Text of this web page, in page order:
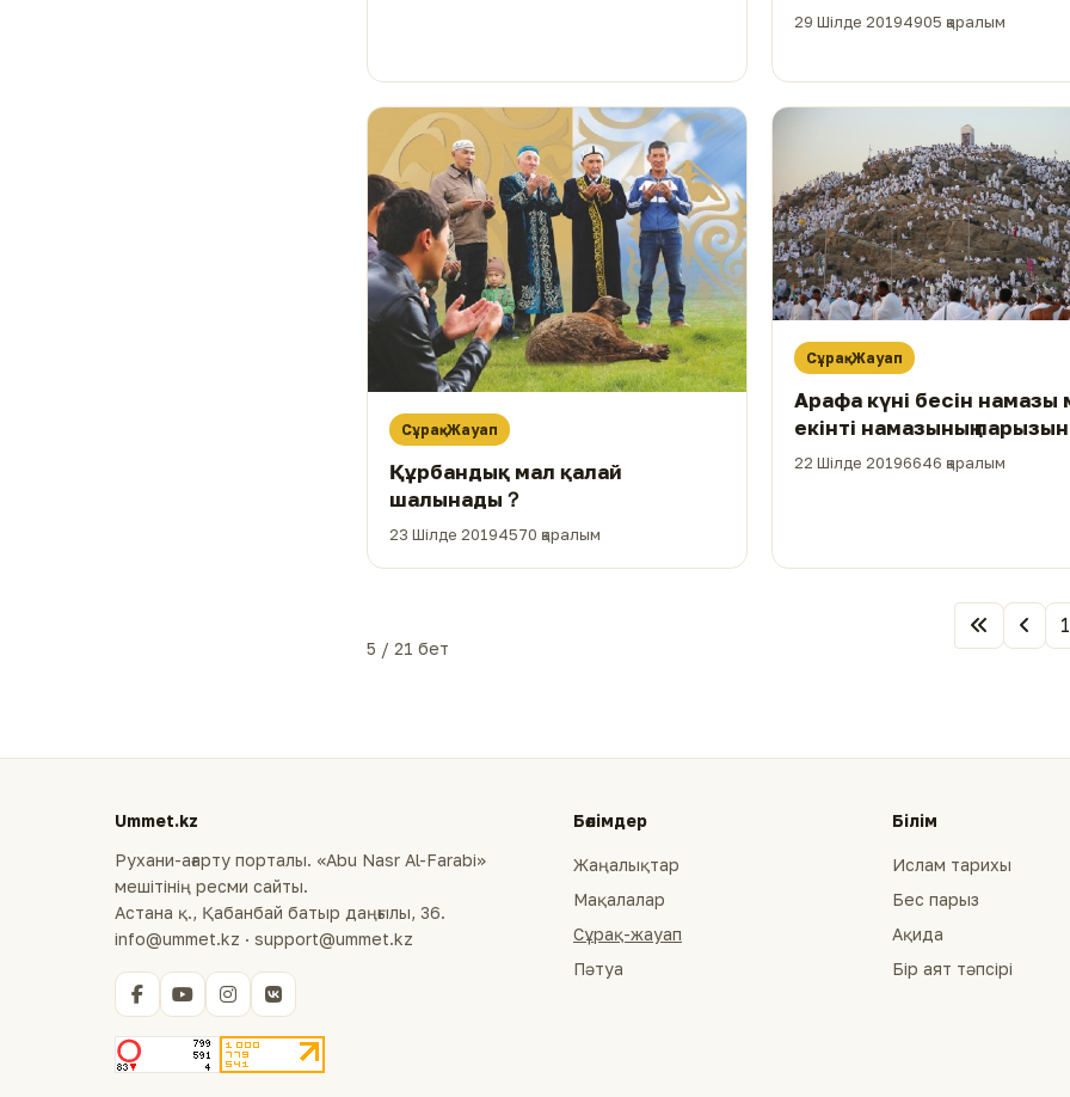
29 Шілде 20194905 қаралым
Сұрақ-Жауап
Құрбандық мал қалай
шалынады？
23 Шілде 20194570 қаралым
Сұрақ-Жауап
Арафа күні бесін намазы
екінті намазының парызын
уақытта қалай бірге
22 Шілде 20196646 қаралым
5 / 21 бет
1
Ummet.kz
Рухани-ағарту порталы. «Abu Nasr Al-Farabi»
мешітінің ресми сайты.
Астана қ., Қабанбай батыр даңғылы, 36.
info@ummet.kz · support@ummet.kz
Бөлімдер
Жаңалықтар
Мақалалар
Сұрақ-жауап
Пәтуа
Білім
Ислам тарихы
Бес парыз
Ақида
Бір аят тәпсірі